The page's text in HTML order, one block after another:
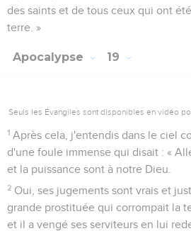
des saints et de tous ceux qui ont
terre. »
Apocalypse 19
Seuls les Évangiles sont disponibles en vidéo
1 Après cela, j'entendis dans le ciel
d'une foule immense qui disait : «
et la puissance sont à notre Dieu.
2 Oui, ses jugements sont vrais et
grande prostituée qui corrompait la
et il a vengé ses serviteurs en lui